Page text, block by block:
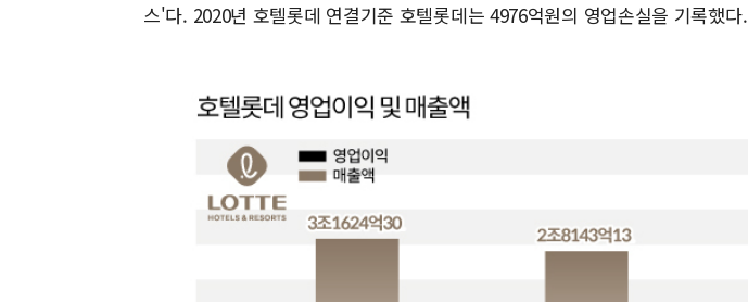
스'다. 2020년 호텔롯데 연결기준 호텔롯데는 4976억원의 영업손실을 기록했다.